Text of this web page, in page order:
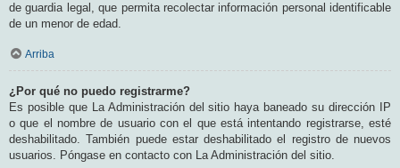
de guardia legal, que permita recolectar información personal identificable
de un menor de edad.
Arriba
¿Por qué no puedo registrarme?
Es posible que La Administración del sitio haya baneado su dirección IP
o que el nombre de usuario con el que está intentando registrarse, esté
deshabilitado. También puede estar deshabilitado el registro de nuevos
usuarios. Póngase en contacto con La Administración del sitio.